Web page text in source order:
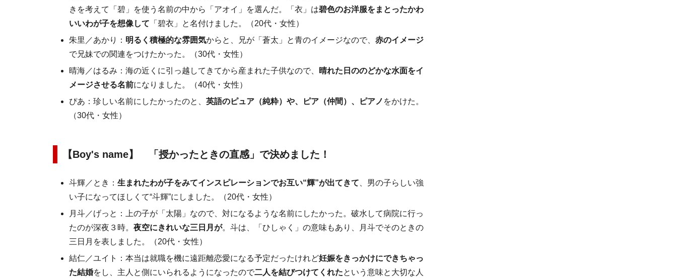
きを考えて「碧」を使う名前の中から「アオイ」を選んだ。「衣」は碧色のお洋服をまとったかわ
いいわが子を想像して 「碧衣」と名付けました。（20代・女性）
朱里／あかり： 明るく積極的な雰囲気からと、兄が「蒼太」と青のイメージなので、 赤のイメージ
で兄妹での関連をつけたかった。（30代・女性）
晴海／はるみ：海の近くに引っ越してきてから産まれた子供なので、
晴れた日ののどかな水面をイ
メージさせる名前になりました。（40代・女性）
ぴあ：珍しい名前にしたかったのと、 英語のピュア（純粋）や、ピア（仲間）、ピアノ をかけた。
（30代・女性）
【Boy's name】 「授かったときの直感」で決めました！
斗輝／とき： 生まれたわが子をみてインスピレーションでお互い“輝”が出てきて 、男の子らしい強
い子になってほしくて“斗輝”にしました。（20代・女性）
月斗／げっと：上の子が「太陽」なので、対になるような名前にしたかった。破水して病院に行っ
たのが深夜３時。 夜空にきれいな三日月が。斗は、「ひしゃく」の意味もあり、月斗でそのときの
三日月を表しました。（20代・女性）
結仁／ユイト：本当は就職を機に遠距離恋愛になる予定だったけれど妊娠をきっかけにできちゃっ
た結婚をし、主人と側にいられるようになったので二人を結びつけてくれたという意味と大切な人